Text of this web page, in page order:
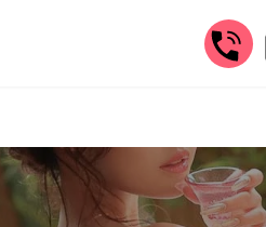
越後湯沢 三谷 山中